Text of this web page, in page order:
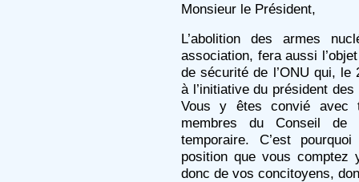
Monsieur le Président,
L’abolition des armes
association, fera aussi
de sécurité de l’ONU qui,
à l’initiative du président
Vous y êtes convié avec
membres du Conseil
temporaire. C’est
position que vous comptez
donc de vos concitoyens,